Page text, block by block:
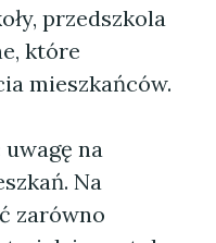
przedszkola
które
mieszkańców.
na
Na
zarówno